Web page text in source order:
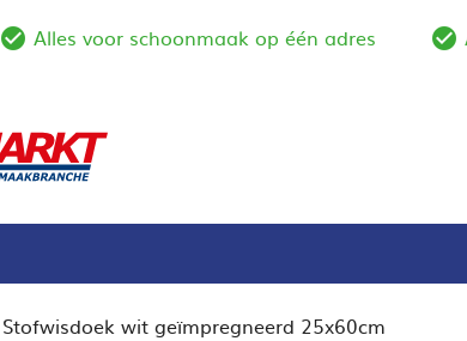
check_circle_outline
Alles voor schoonmaak op één adres
Stofwisdoek wit geïmpregneerd 25x60cm